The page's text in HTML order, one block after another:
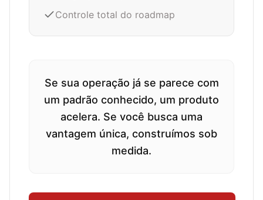
Controle total do roadmap
Se sua operação já se parece com
um padrão conhecido, um produto
acelera. Se você busca uma
vantagem única, construímos sob
medida.